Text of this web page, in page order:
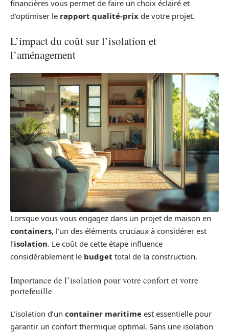
financières vous permet de faire un choix éclairé et
d’optimiser le rapport qualité-prix de votre projet.
L’impact du coût sur l’isolation et
l’aménagement
Lorsque vous vous engagez dans un projet de maison en
containers, l’un des éléments cruciaux à considérer est
l’isolation. Le coût de cette étape influence
considérablement le budget total de la construction.
Importance de l’isolation pour votre confort et votre
portefeuille
L’isolation d’un container maritime est essentielle pour
garantir un confort thermique optimal. Sans une isolation